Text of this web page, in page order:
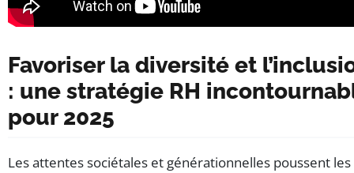
Favoriser la diversité et
: une stratégie RH
pour 2025
Les attentes sociétales et générationnelles poussent les